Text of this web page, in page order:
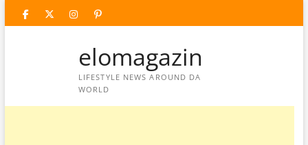
facebooktwitter
instagram
googleplus
pinterest
elomagazin
LIFESTYLE NEWS AROUND DA
WORLD